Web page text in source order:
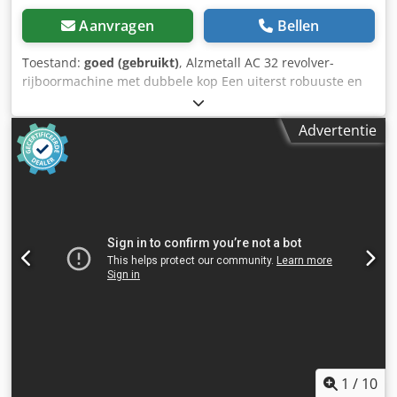
Aanvragen Bellen
Toestand: goed (gebruikt), Alzmetall AC 32 revolver-
rijboormachine met dubbele kop Een uiterst robuuste en
zeldzame rijboormachine met dubbele kop, gebaseerd op
twee Alzmetall AC 32 boorunits. Dit systeem is een
hoogwaardige industriële machine, ontworpen voor zeer
efficiënte seriematige of opeenvolgende bewerkingen.
Codpfsznic Usx Acnsrf In plaats van standaard spindels is
centreren, boren, verzinken, draadtappen) zonder dat
handmatige gereedschapswissels nodig zijn. Technische
gegevens & uitrusting (per kop / volledig systeem):
meerdere posities Machinetafel: Massieve, geslepen
Advertentie
1 / 10